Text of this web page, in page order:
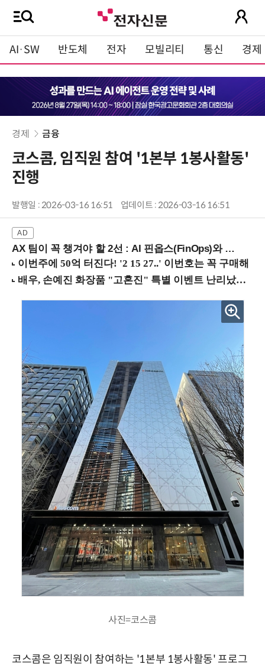
AI·SW 반도체 전자 모빌리티 통신 경제
경제 금융
코스콤, 임직원 참여 '1본부 1봉사활동'
진행
발행일 : 2026-03-16 16:51 업데이트 : 2026-03-16 16:51
AX 팀이 꼭 챙겨야 할 2선 : AI 핀옵스(FinOps)와 토큰 거버넌스 (8/21 잠실역)
사진=코스콤
코스콤은 임직원이 참여하는 '1본부 1봉사활동' 프로그